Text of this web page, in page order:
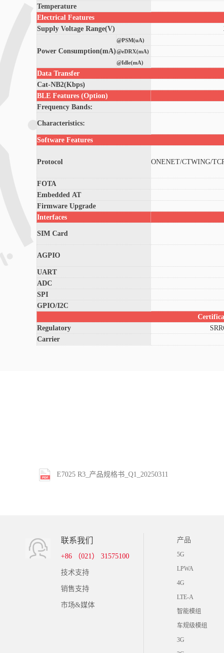
Temperature
Electrical Features
Supply Voltage Range(V)
Power Consumption(mA)
@PSM(uA)
@eDRX(mA)
@Idle(mA)
Data Transfer
Cat-NB2(Kbps)
BLE Features (Option)
Frequency Bands:
Characteristics:
Software Features
Protocol
ONENET/CTWING/
FOTA
Embedded AT
Firmware Upgrade
Interfaces
SIM Card
AGPIO
UART
ADC
SPI
GPIO/I2C
Regulatory
Carrier
E7025 R3_产品规格书_Q1_20250311
联系我们
+86 （021） 31575100
技术支持
销售支持
市场&媒体
产品
5G
LPWA
4G
LTE-A
智能模组
车规级模组
3G